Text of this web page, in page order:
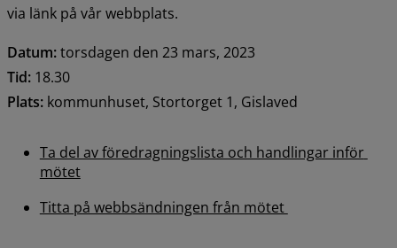
via länk på vår webbplats.
Datum: torsdagen den 23 mars, 2023
Tid: 18.30
Plats: kommunhuset, Stortorget 1, Gislaved
Ta del av föredragningslista och handlingar inför
mötet
Titta på webbsändningen från mötet